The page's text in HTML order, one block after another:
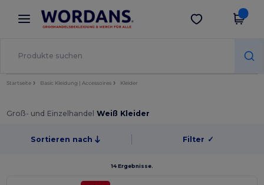
× Wordans App
Bessere Preise in der App!
App holen
Startseite Basic Kleidung | Accessoires Kleider
Groß- und Einzelhandel Weiß Kleider
Sortieren nach Filter ✓
14 Ergebnisse.